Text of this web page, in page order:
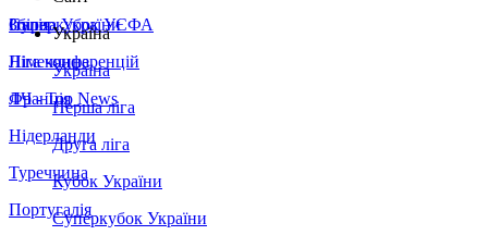
Збірна України
Італія
Німеччина
Франція
Нідерланди
Туреччина
Португалія
Суперкубок УЄФА
Ліга конференцій
ЛЧ - Top News
Україна
Україна
Перша ліга
Друга ліга
Кубок України
Суперкубок України